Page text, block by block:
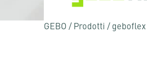
GEBO / Prodotti / geboflex